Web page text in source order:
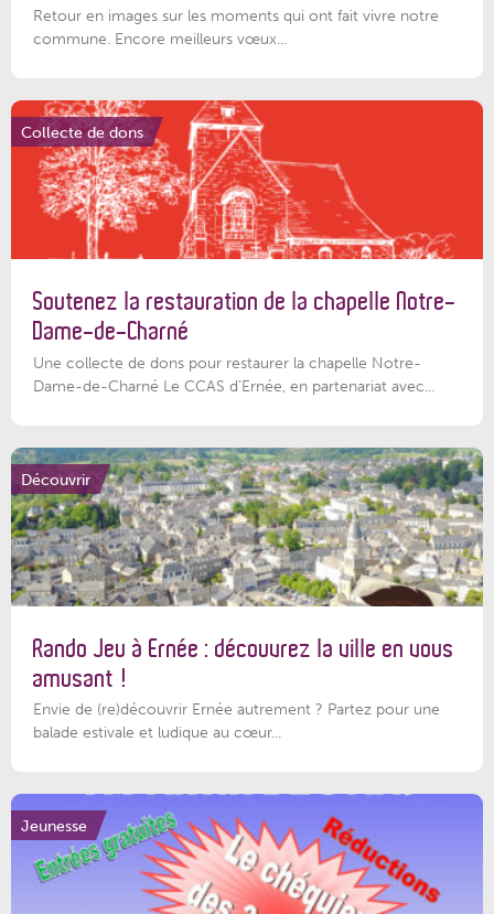
Retour en images sur les moments qui ont fait vivre notre
commune. Encore meilleurs vœux...
Collecte de dons
Soutenez la restauration de la chapelle Notre-
Dame-de-Charné
Une collecte de dons pour restaurer la chapelle Notre-
Dame-de-Charné Le CCAS d’Ernée, en partenariat avec...
Découvrir
Rando Jeu à Ernée : découvrez la ville en vous
amusant !
Envie de (re)découvrir Ernée autrement ? Partez pour une
balade estivale et ludique au cœur...
Jeunesse